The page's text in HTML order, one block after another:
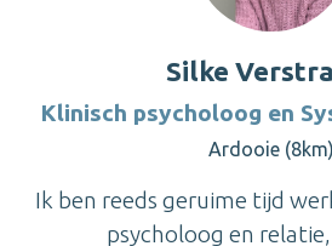
Silke
Klinisch psycholoog en
Ardooie (8km)
Ik ben reeds geruime tijd
psycholoog en